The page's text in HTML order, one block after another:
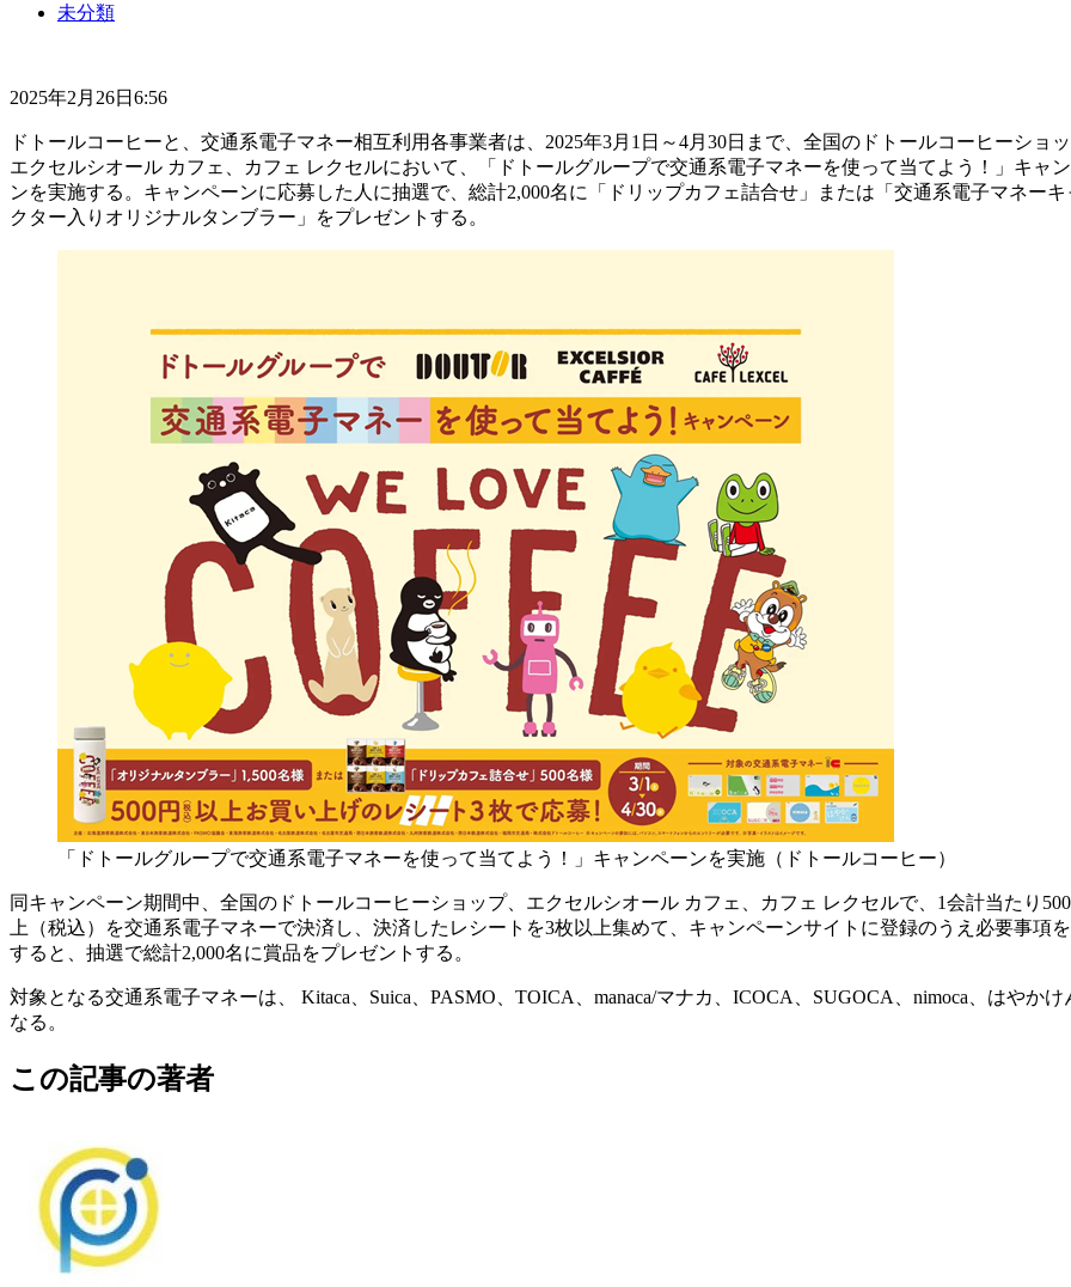
未分類
2025年2月26日6:56
ドトールコーヒーと、交通系電子マネー相互利用各事業者は、2025年3月1日～4月30日まで、全国のドトールコーヒーショッ
エクセルシオール カフェ、カフェ レクセルにおいて、「ドトールグループで交通系電子マネーを使って当てよう！」キャ
ンを実施する。キャンペーンに応募した人に抽選で、総計2,000名に「ドリップカフェ詰合せ」または「交通系電子マネーキ
クター入りオリジナルタンブラー」をプレゼントする。
「ドトールグループで交通系電子マネーを使って当てよう！」キャンペーンを実施（ドトールコーヒー）
同キャンペーン期間中、全国のドトールコーヒーショップ、エクセルシオール カフェ、カフェ レクセルで、1会計当たり
上（税込）を交通系電子マネーで決済し、決済したレシートを3枚以上集めて、キャンペーンサイトに登録のうえ必要事項
すると、抽選で総計2,000名に賞品をプレゼントする。
対象となる交通系電子マネーは、 Kitaca、Suica、PASMO、TOICA、manaca/マナカ、ICOCA、SUGOCA、nimoca、はやかけ
なる。
この記事の著者